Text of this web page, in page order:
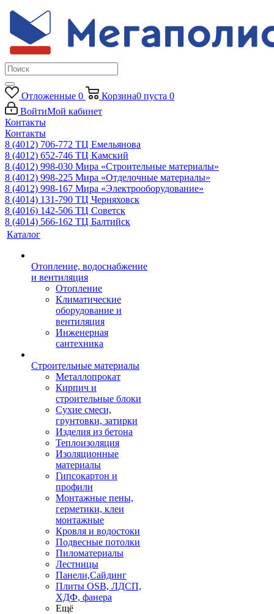
Отложенные 0 Корзина0 пуста 0
ВойтиМой кабинет
Контакты
Контакты
8 (4012) 706-772 ТЦ Емельянова
8 (4012) 652-746 ТЦ Камский
8 (4012) 998-030 Мира «Строительные материалы»
8 (4012) 998-225 Мира «Отделочные материалы»
8 (4012) 998-167 Мира «Электрооборудование»
8 (4014) 131-790 ТЦ Черняховск
8 (4016) 142-506 ТЦ Советск
8 (4014) 566-162 ТЦ Балтийск
Каталог
Отопление, водоснабжение
и вентиляция
Отопление
Климатические
оборудование и
вентиляция
Инженерная
сантехника
Строительные материалы
Металлопрокат
Кирпич и
строительные блоки
Сухие смеси,
грунтовки, затирки
Изделия из бетона
Теплоизоляция
Изоляционные
материалы
Гипсокартон и
профили
Монтажные пены,
герметики, клеи
монтажные
Кровля и водостоки
Подвесные потолки
Пиломатериалы
Лестницы
Панели,Сайдинг
Плиты OSB, ЛДСП,
ХДФ, фанера
Ещё